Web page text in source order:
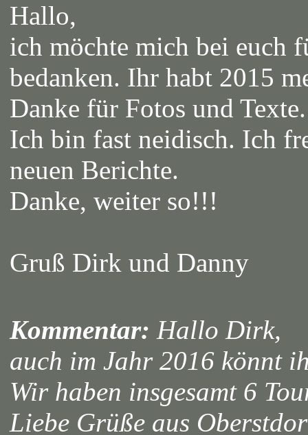
Hallo,
ich möchte mich bei euch
bedanken. Ihr habt 2015
Danke für Fotos und Texte.
Ich bin fast neidisch. Ich
neuen Berichte.
Danke, weiter so!!!
Gruß Dirk und Danny
Kommentar: Hallo Dirk,
auch im Jahr 2016 könnt
Wir haben insgesamt 6
Liebe Grüße aus